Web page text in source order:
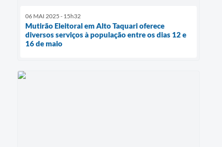
06 MAI 2025 - 15h32
Mutirão Eleitoral em Alto Taquari oferece
diversos serviços à população entre os dias 12 e
16 de maio